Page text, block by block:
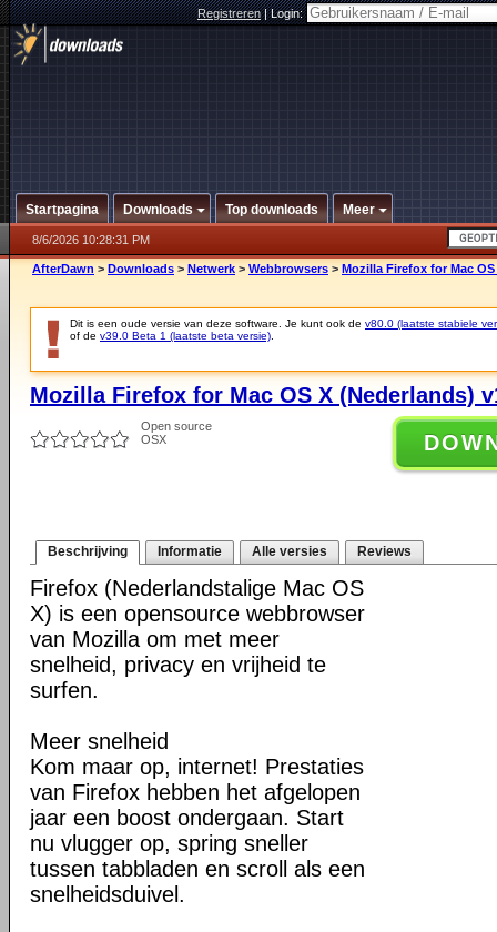
Registreren|Login:
Startpagina Downloads Top downloads Meer
8/6/2026 10:28:31 PM
AfterDawn > Downloads > Netwerk > Webbrowsers > Mozilla Firefox for Mac
Dit is een oude versie van deze software. Je kunt ook de v80.0 (laatste stabiele
of de v39.0 Beta 1 (laatste beta versie)
Mozilla Firefox for Mac OS X (Nederlands)
Open source
OSX
Beschrijving Informatie Alle versies Reviews
Firefox (Nederlandstalige Mac OS
X) is een opensource webbrowser
van Mozilla om met meer
snelheid, privacy en vrijheid te
surfen.
Meer snelheid
Kom maar op, internet! Prestaties
van Firefox hebben het afgelopen
jaar een boost ondergaan. Start
nu vlugger op, spring sneller
tussen tabbladen en scroll als een
snelheidsduivel.